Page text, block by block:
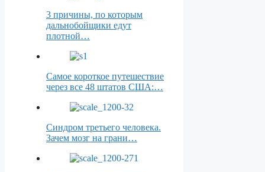
3 причины, по которым
дальнобойщики едут
плотной…
Самое короткое путешествие
через все 48 штатов США:…
Синдром третьего человека.
Зачем мозг на грани…